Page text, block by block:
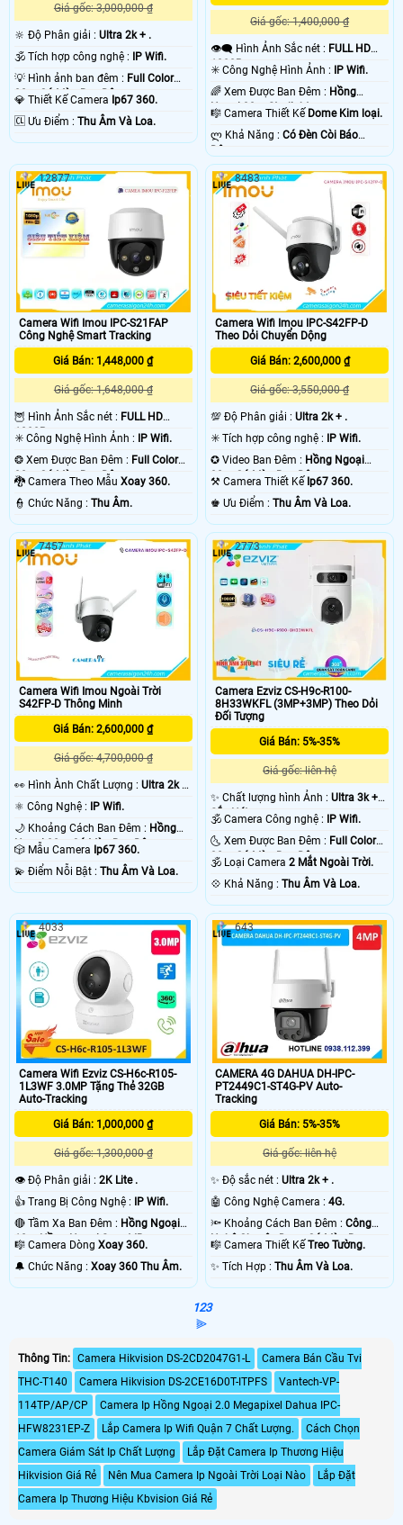
Giá gốc: 3,000,000 ₫
🔆 Độ Phân giải : Ultra 2k + .
🕉️ Tích hợp công nghệ : IP Wifi.
💡 Hình ảnh ban đêm : Full Color
30m Có Màu Ban Ðêm.
💎 Thiết Kế Camera Ip67 360.
️🆑 Ưu Điểm : Thu Âm Và Loa.
Giá gốc: 1,400,000 ₫
👁️‍🗨 Hình Ảnh Sắc nét : FULL HD
1080P .
✳️ Công Nghệ Hình Ảnh : IP Wifi.
🌈 Xem Được Ban Đêm : Hồng
Ngoại 30m Starlight.
🎼️ Camera Thiết Kế Dome Kim loại.
️ლ Khả Năng :Có Ðèn Còi Báo
Động.
Camera Wifi Imou IPC-S21FAP
Công Nghệ Smart Tracking
Giá Bán: 1,448,000 ₫
Giá gốc: 1,648,000 ₫
🦉 Hình Ảnh Sắc nét : FULL HD
1080P .
✳️ Công Nghệ Hình Ảnh :
IP Wifi.
❂ Xem Được Ban Đêm : Full Color
30m Có Màu Ban Ðêm.
🐉️ Camera Theo Mẫu Xoay 360.
️👮 Chức Năng : Thu Âm.
12877
Camera Wifi Imou IPC-S42FP-D
Theo Dỏi Chuyển Dộng
Giá Bán: 2,600,000 ₫
Giá gốc: 3,550,000 ₫
💯 Độ Phân giải :Ultra 2k + .
✳️ Tích hợp công nghệ :
IP Wifi.
✪ Video Ban Đêm : Hồng Ngoại
30m Có Màu Ban Ðêm.
⚒ Camera Thiết Kế Ip67 360.
️♚ Ưu Điểm :Thu Âm Và Loa.
8483
Camera Wifi Imou Ngoài Trời
S42FP-D Thông Minh
Giá Bán: 2,600,000 ₫
Giá gốc: 4,700,000 ₫
️👀 Hình Ành Chất Lượng : Ultra 2k +
⚛️ Công Nghệ :
IP Wifi.
🌙 Khoảng Cách Ban Đêm : Hồng
Ngoại 30m Có Màu Ban Ðêm.
🎲 Mẫu Camera Ip67 360.
️💫 Điểm Nỗi Bật : Thu Âm Và Loa.
7457
Camera Ezviz CS-H9c-R100-
8H33WKFL (3MP+3MP) Theo Dỏi
Đối Tượng
Giá Bán: 5%-35%
Giá gốc: liên hệ
✨ Chất lượng hình Ảnh :Ultra 3k +
Sắc Nét .
🕉️ Camera Công nghệ :
IP Wifi.
🌜 Xem Được Ban Đêm : Full Color
30m Có Màu Ban Ðêm.
🕉️ Loại Camera2 Mắt Ngoài Trời.
️💠 Khả Năng :Thu Âm Và Loa.
2773
Camera Wifi Ezviz CS-H6c-R105-
1L3WF 3.0MP Tặng Thẻ 32GB
Auto-Tracking
Giá Bán: 1,000,000 ₫
Giá gốc: 1,300,000 ₫
👁 Độ Phân giải : 2K Lite .
👍 Trang Bị Công Nghệ : IP Wifi.
🔴 Tầm Xa Ban Đêm : Hồng Ngoại
10m Hồng Ngoại Smart IR.
🎼️ Camera Dòng Xoay 360.
️🔔 Chức Năng : Xoay 360 Thu Âm.
4033
CAMERA 4G DAHUA DH-IPC-
PT2449C1-ST4G-PV Auto-
Tracking
Giá Bán: 5%-35%
Giá gốc: liên hệ
✨ Độ sắc nét :Ultra 2k + .
🤖️ Công Nghệ Camera :4G.
🔦 Khoảng Cách Ban Đêm :Công
Nghệ Chuyên Dụng Có Màu Ban
Ðêm.
🎼️ Camera Thiết KếTreo Tường.
️✨ Tích Hợp :Thu Âm Và Loa.
643
123
⫸
Thông Tin: Camera Hikvision DS-2CD2047G1-L
Camera Bán Cầu Tvi
THC-T140
Camera Hikvision DS-2CE16D0T-ITPFS
Vantech-VP-
114TP/AP/CP
Camera Ip Hồng Ngoại 2.0 Megapixel Dahua IPC-
HFW8231EP-Z
Lắp Camera Ip Wifi Quận 7 Chất Lượng.
Cách Chọn
Camera Giám Sát Ip Chất Lượng
Lắp Đặt Camera Ip Thương Hiệu
Hikvision Giá Rẻ
Nên Mua Camera Ip Ngoài Trời Loại Nào
Lắp Đặt
Camera Ip Thương Hiệu Kbvision Giá Rẻ